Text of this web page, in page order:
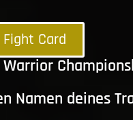
Fight Card
Namen deines